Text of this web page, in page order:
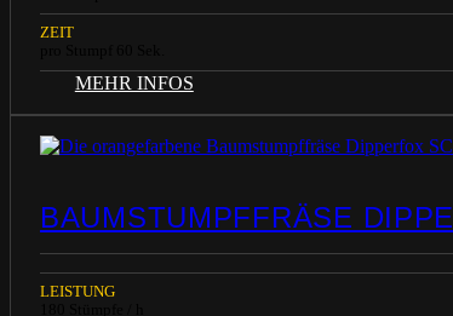
ZEIT
MEHR INFOS
BAUMSTUMPFFRÄSE
LEISTUNG